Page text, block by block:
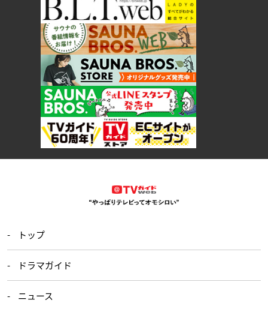
トップ
ドラマガイド
ニュース